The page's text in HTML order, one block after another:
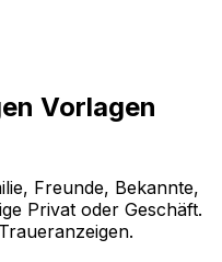
Vorlagen
Freunde, Bekannte,
Privat oder Geschäft.